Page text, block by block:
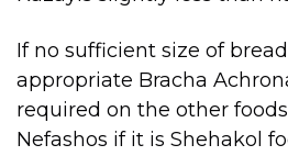
If no sufficient size of
appropriate Bracha
required on the other
Nefashos if it is Shehakol